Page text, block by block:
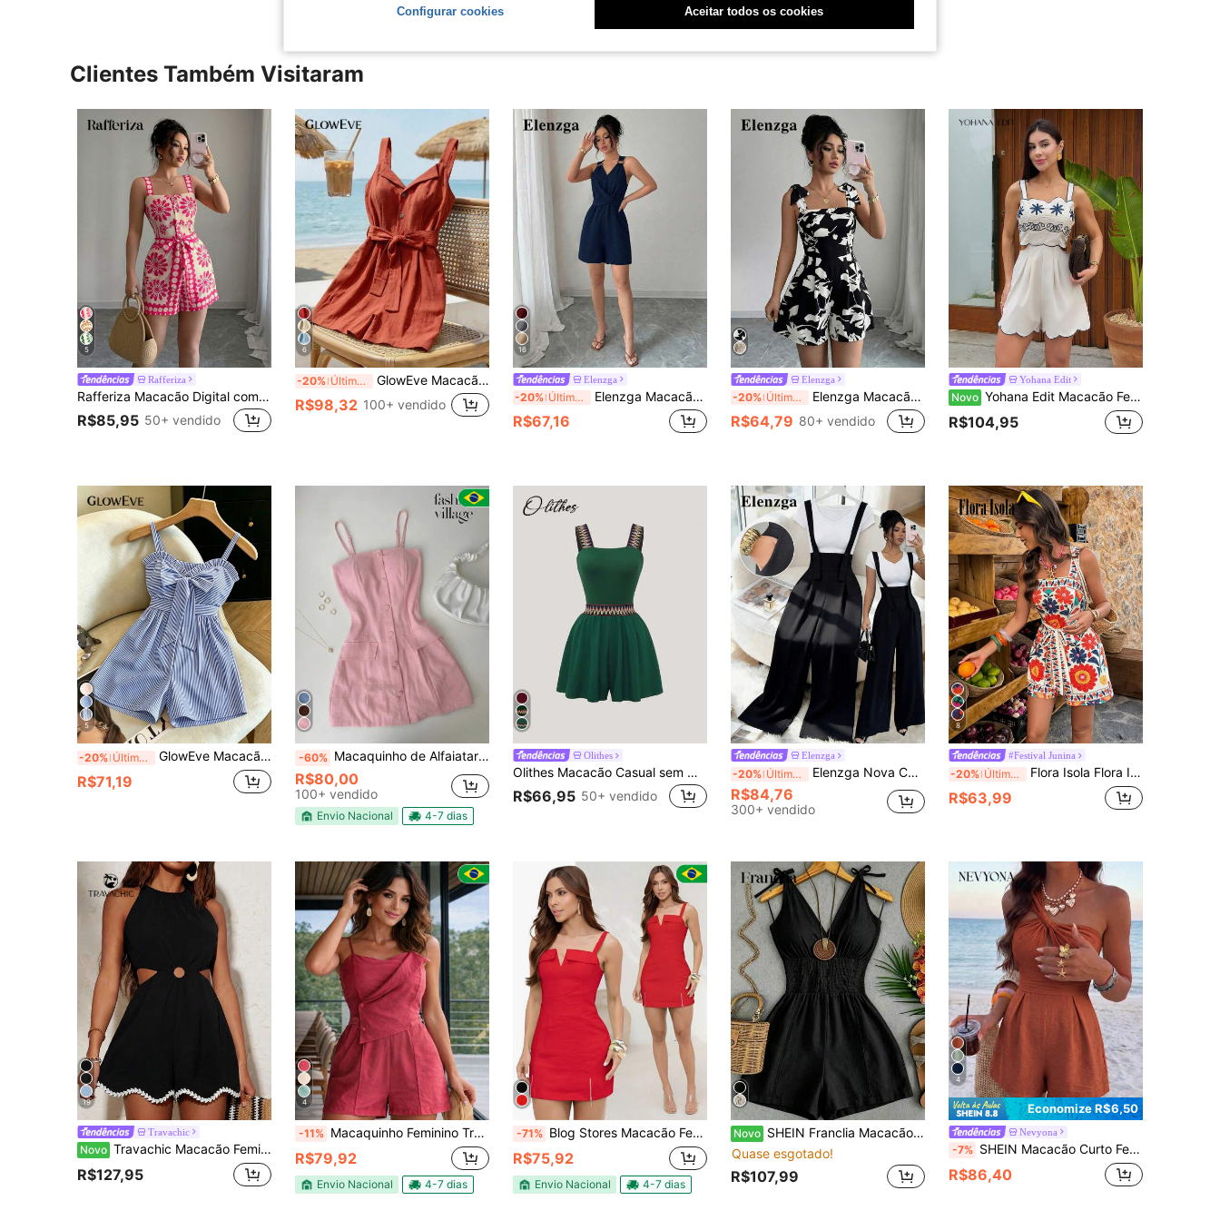
Clientes Também Visitaram
5
Rafferiza
Rafferiza Macacão Digital com Estampa Floral de Dopamina Laranja, Moda e Versátil para Mulheres
R$85,95 50+ vendido
6
-20% Últimos 3 dias GlowEve Macacão Elegante Sem Mangas com Botões para Mulheres, Adequado para Uso Diário
R$98,32 100+ vendido
16
Elenzga
-20% Últimos 3 dias Elenzga Macacão Feminino Elegante Azul Primavera/Verão com Decote em V, Fivela Pequena Redonda, Design de Laço, Sem Mangas, Ajustado e Slim
R$67,16
Elenzga
-20% Últimos 3 dias Elenzga Macacão Feminino de Perna Larga com Cintura Franzida, Elástica e Amarração, Design Sofisticado em Preto e Branco Estampado, Elegante e Sofisticado, Adequado para Dia dos Namorados, Páscoa, Carnaval, Dia do Trabalho, Presentes de Aniversário, Encontros, Festas, Ocasiões Formais, Looks de Professora, Looks de Alta Vibração, Viagens e Férias, Macacão para Primavera/Verão
R$64,79 80+ vendido
Yohana Edit
Novo Yohana Edit Macacão Feminino de Verão com Bordado Floral e Borda em Concha
R$104,95
5
-20% Últimos 3 dias GlowEve Macacão Curto Feminino Casual de Verão com Listras e Laço Decorativo
R$71,19
-60% Macaquinho de Alfaiataria Sensorial CURTO com Botões Frontais e Bolsos Utilitários – Coleção Marrante 2026
R$80,00
100+ vendido
Envio Nacional 4-7 dias
Olithes
Olithes Macacão Casual sem Mangas com Alças Grossas, Versátil
R$66,95 50+ vendido
Elenzga
-20% Últimos 3 dias Elenzga Nova Chegada Macacão Casual Versátil Feminino de Linho Espinha de Peixe Preto, Design Elegante Francês de Moda, Cintura Marcada, Perna Reta e Larga, Solto para Uso Diário
R$84,76
300+ vendido
8
#Festival Junina
-20% Últimos 3 dias Flora Isola Flora Isola Macacão Curto Estampado Feminino, Adequado para Férias, Primavera/Verão
R$63,99
19
Travachic
Novo Travachic Macacão Feminino Casual de Uso Diário com Recortes Vazados e Blocos de Cor
R$127,95
4
-11% Macaquinho Feminino Transpassado com Alças Finas
R$79,92
Envio Nacional 4-7 dias
-71% Blog Stores Macacão Feminino Curto Alfaiataria Com Decote Em V 9781
R$75,92
Envio Nacional 4-7 dias
Novo SHEIN Franclia Macacão Feminino Casual de Uso Diário com Pregas em Cor Sólida
Quase esgotado!
R$107,99
4
Economize R$6,50
Nevyona
-7% SHEIN Macacão Curto Feminino Designer para Férias e Passeios, com Busto Franzido, Recorte na Cintura e Um Ombro Só, Roupa de Verão para Férias, Romper para Festa de Festival de Música, Shorts Casual para Passeios
R$86,40
Configurar cookies Aceitar todos os cookies